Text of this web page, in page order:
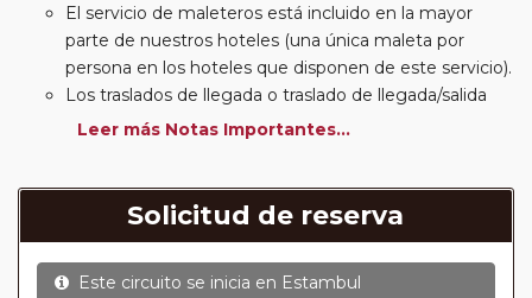
El servicio de maleteros está incluido en la mayor
parte de nuestros hoteles (una única maleta por
persona en los hoteles que disponen de este servicio).
Los traslados de llegada o traslado de llegada/salida
estarán incluidos según itinerario.
suplemento de media pensión (incluirá un número de
almuerzos o cenas señalado en su itinerario).
En muchos itinerarios le incluimos algunas cenas. En
circuitos clásicos Europeos normalmente las entradas
Leer más Notas Importantes...
Solicitud de reserva
Este circuito se inicia en Estambul